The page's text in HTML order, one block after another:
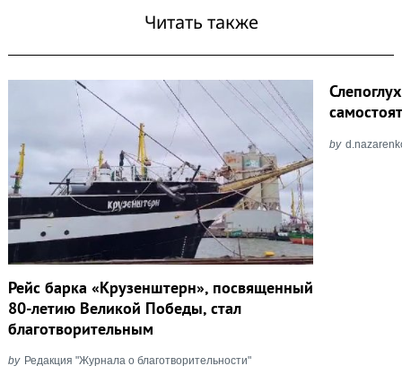
Читать также
Рейс барка «Крузенштерн», посвященный
80-летию Великой Победы, стал
благотворительным
by Редакция "Журнала о благотворительности"
by